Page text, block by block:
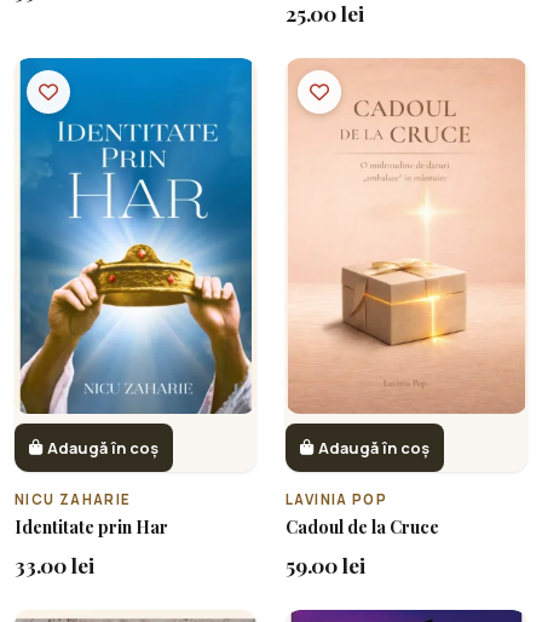
25.00 lei
Adaugă în coș
NICU ZAHARIE
Identitate prin Har
33.00 lei
Adaugă în coș
LAVINIA POP
Cadoul de la Cruce
59.00 lei